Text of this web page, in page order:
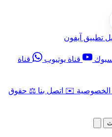
تطبيق آيفون
قناة يوتيوب
قناة
✉️ اتصل بنا ⚖️ حقوق